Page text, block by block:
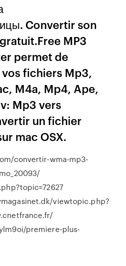
Convertir son
MP3
permet de
fichiers Mp3,
M4a, Mp4, Ape,
Mp3 vers
un fichier
mac OSX.
convertir-wma-mp3-
viewtopic.php?
premiere-plus-